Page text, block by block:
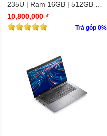
235U | Ram 16GB | 512GB SS
D | 14.0inch FHD)
10,800,000 ₫
Trả góp 0%